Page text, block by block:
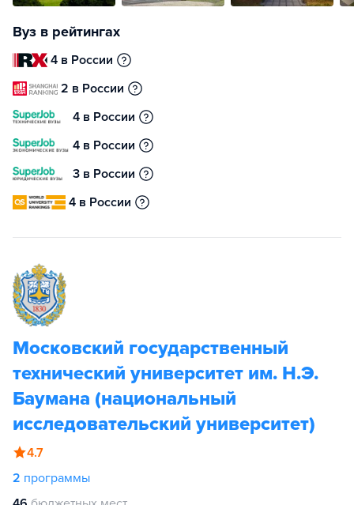
Вуз в рейтингах
4 в России
2 в России
4 в России
4 в России
3 в России
4 в России
Московский государственный
технический университет им. Н.Э.
Баумана (национальный
исследовательский университет)
4.7
2 программы